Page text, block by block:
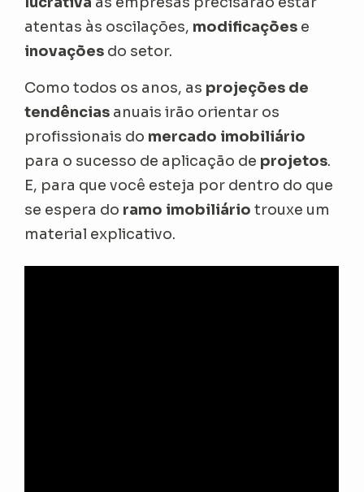
atentas às oscilações, modificações e
inovações do setor.
Como todos os anos, as projeções de
tendências anuais irão orientar os
profissionais do mercado imobiliário
para o sucesso de aplicação de projetos.
E, para que você esteja por dentro do que
se espera do ramo imobiliário trouxe um
material explicativo.